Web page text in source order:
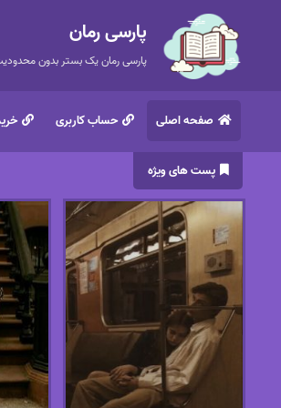
پارسی رمان
پارسی رمان یک بستر بدون
صفحه اصلی حساب کاربری
پست های ویژه